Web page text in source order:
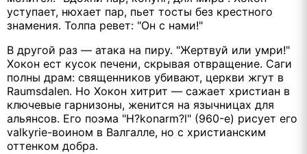
уступает, нюхает пар, пьет тосты без крестного
знамения. Толпа ревет: "Он с нами!"
В другой раз — атака на пиру. "Жертвуй или умри!"
Хокон ест кусок печени, скрывая отвращение. Саги
полны драм: священников убивают, церкви жгут в
Raumsdalen. Но Хокон хитрит — сажает христиан в
ключевые гарнизоны, женится на язычницах для
альянсов. Его поэма "H?konarm?l" (960-е) рисует его
valkyrie-воином в Валгалле, но с христианским
оттенком добра.